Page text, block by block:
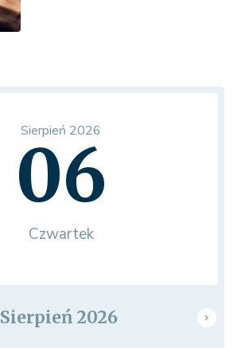
Sierpień 2026
06
Czwartek
Sierpień 2026